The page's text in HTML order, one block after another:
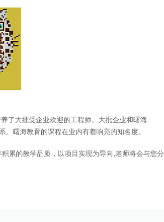
了大批受企业欢迎的工程师。大批企业和曙海
。曙海教育的课程在业内有着响亮的知名度。
累的教学品质，以项目实现为导向,老师将会与您